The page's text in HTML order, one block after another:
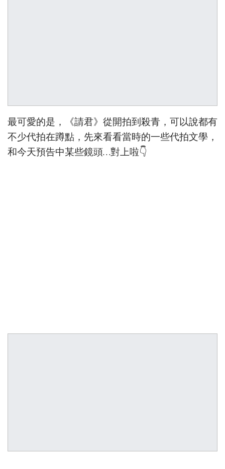
最可愛的是，《請君》從開拍到殺青，可以說都有
不少代拍在蹲點，先來看看當時的一些代拍文學，
和今天預告中某些鏡頭…對上啦👇